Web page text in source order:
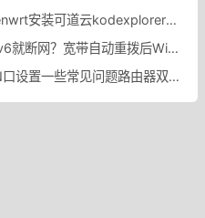
MT7621-openwrt安装可道云kodexplorer轻量化NAS
宽带重拨后IPv6就断网？宽带自动重拨后Win10的IPv6失效
路由器双WAN口设置一些常见问题路由器双WAN口设置踩坑